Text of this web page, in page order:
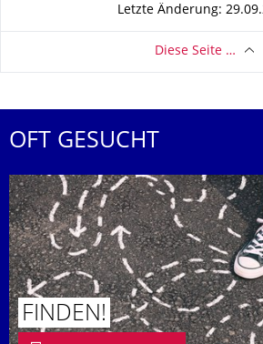
Letzte Änderung:
Diese Seite …
OFT GESUCHT
FINDEN!